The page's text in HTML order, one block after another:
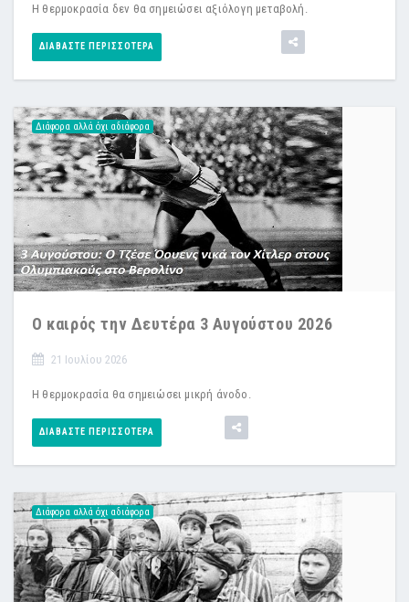
Η θερμοκρασία δεν θα σημειώσει αξιόλογη μεταβολή.
ΔΙΑΒΆΣΤΕ ΠΕΡΙΣΣΌΤΕΡΑ
Διάφορα αλλά όχι αδιάφορα
Ο καιρός την Δευτέρα 3 Αυγούστου 2026
21 Ιουλίου 2026
Η θερμοκρασία θα σημειώσει μικρή άνοδο.
ΔΙΑΒΆΣΤΕ ΠΕΡΙΣΣΌΤΕΡΑ
Διάφορα αλλά όχι αδιάφορα